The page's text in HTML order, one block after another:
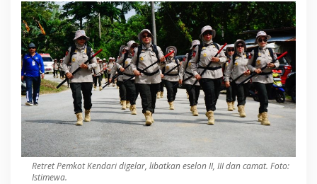
u
k
T
i
n
g
g
a
l
k
a
n
E
g
Retret Pemkot Kendari digelar, libatkan eselon II, III dan camat. Foto:
Istimewa.